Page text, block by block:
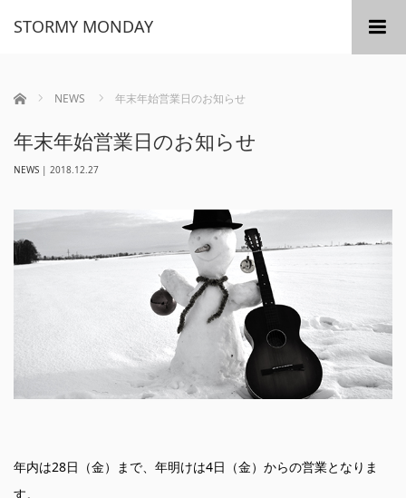
STORMY MONDAY
ホーム NEWS 年末年始営業日のお知らせ
年末年始営業日のお知らせ
NEWS | 2018.12.27
年内は28日（金）まで、年明けは4日（金）からの営業となりま
す。